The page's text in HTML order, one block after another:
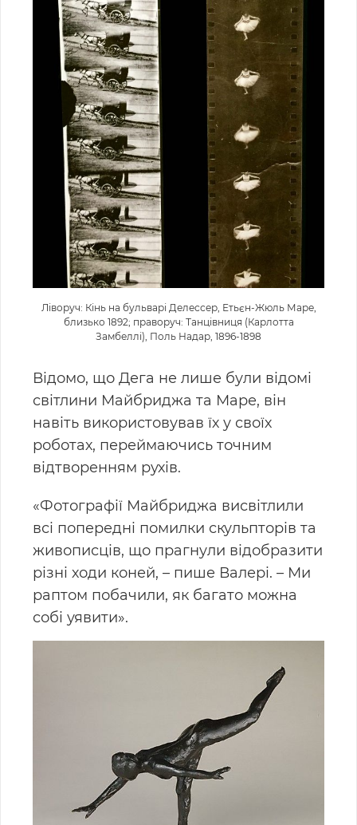
Ліворуч: Кінь на бульварі Делессер, Етьєн-Жюль Маре,
близько 1892; праворуч: Танцівниця (Карлотта
Замбеллі), Поль Надар, 1896-1898
Відомо, що Дега не лише були відомі
світлини Майбриджа та Маре, він
навіть використовував їх у своїх
роботах, переймаючись точним
відтворенням рухів.
«Фотографії Майбриджа висвітлили
всі попередні помилки скульпторів та
живописців, що прагнули відобразити
різні ходи коней, – пише Валері. – Ми
раптом побачили, як багато можна
собі уявити».